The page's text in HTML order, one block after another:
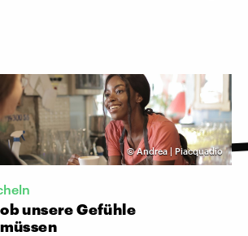
©Andrea | Piacquadio
unsere Gefühle